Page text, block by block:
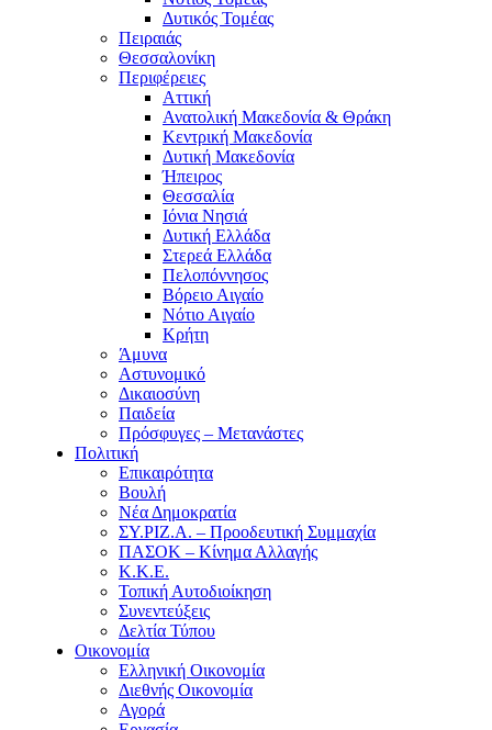
Δυτικός Τομέας
Πειραιάς
Θεσσαλονίκη
Περιφέρειες
Αττική
Ανατολική Μακεδονία & Θράκη
Κεντρική Μακεδονία
Δυτική Μακεδονία
Ήπειρος
Θεσσαλία
Ιόνια Νησιά
Δυτική Ελλάδα
Στερεά Ελλάδα
Πελοπόννησος
Βόρειο Αιγαίο
Νότιο Αιγαίο
Κρήτη
Άμυνα
Αστυνομικό
Δικαιοσύνη
Παιδεία
Πρόσφυγες – Μετανάστες
Πολιτική
Επικαιρότητα
Βουλή
Νέα Δημοκρατία
ΣΥ.ΡΙΖ.Α. – Προοδευτική Συμμαχία
ΠΑΣΟΚ – Κίνημα Αλλαγής
Κ.Κ.Ε.
Τοπική Αυτοδιοίκηση
Συνεντεύξεις
Δελτία Τύπου
Οικονομία
Ελληνική Οικονομία
Διεθνής Οικονομία
Αγορά